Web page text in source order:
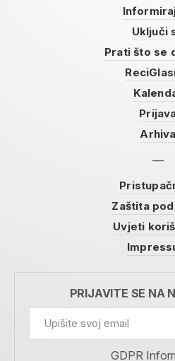
Uključi
Prati što se
Arhiva
Zaštita
Uvjeti
PRIJAVITE SE NA
GDPR